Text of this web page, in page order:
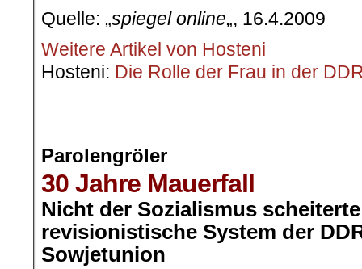
Quelle: „spiegel online„, 16.4.2009
Weitere Artikel von Hosteni
Hosteni: Die Rolle der Frau in der
Parolengröler
30 Jahre Mauerfall
Nicht der Sozialismus
revisionistische System der
Sowjetunion